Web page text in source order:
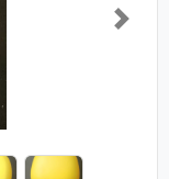
Next